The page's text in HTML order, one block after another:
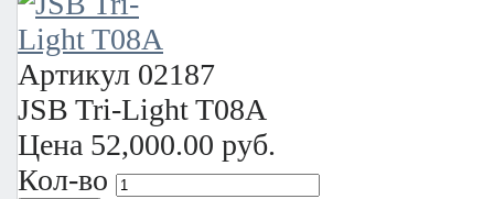
Артикул 02187
JSB Tri-Light T08A
Цена 52,000.00 руб.
Кол-во